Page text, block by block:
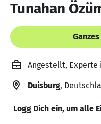
Tunahan
Angestellt, Experte
Duisburg,
Logg Dich ein, um alle